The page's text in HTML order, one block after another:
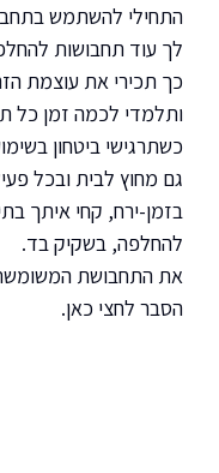
התחילי להשתמש
לך עוד תחבושות
כך תכירי את עוצמת
ותלמדי לכמה זמן כל
כשתרגישי ביטחון
גם מחוץ לבית ובכל
בזמן-ירח, קחי איתך
להחלפה, בשקיק בד.
את התחבושת
הסבר לחצי כאן.